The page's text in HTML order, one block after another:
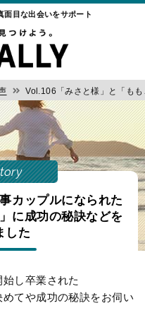
面目な出会いをサポート
Vol.106「みさと様」と「もも
カップルになられた
に成功の秘訣などを
した
し卒業された
めてや成功の秘訣をお伺い